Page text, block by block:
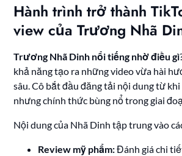
Hành trình trở thành
view của Trương Nhã
Trương Nhã Dinh nổi tiếng nhờ điều gì
khả năng tạo ra những video vừa hài
sâu. Cô bắt đầu đăng tải nội dung từ
nhưng chính thức bùng nổ trong giai
Nội dung của Nhã Dinh tập trung vào
Review mỹ phẩm:Đánh giá chi